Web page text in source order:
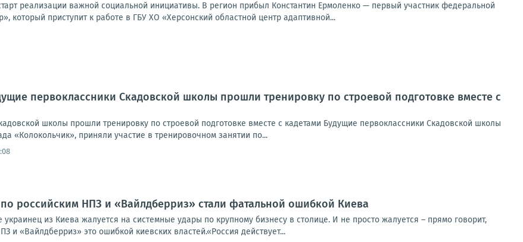
реализации важной социальной инициативы. В регион прибыл Константин Ермоленко — первый участник федеральной
который приступит к работе в ГБУ ХО «Херсонский областной центр адаптивной...
первоклассники Скадовской школы прошли тренировку по строевой подготовке вместе с
школы прошли тренировку по строевой подготовке вместе с кадетами Будущие первоклассники Скадовской школы
«Колокольчик», приняли участие в тренировочном занятии по...
российским НПЗ и «Вайлдберриз» стали фатальной ошибкой Киева
украинец из Киева жалуется на системные удары по крупному бизнесу в столице. И не просто жалуется – прямо говорит,
и «Вайлдберриз» это ошибкой киевских властей.«Россия действует...